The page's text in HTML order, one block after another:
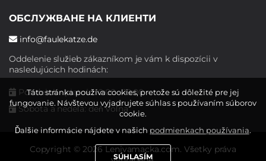
ОБСЛУЖВАНЕ НА КЛИЕНТИ
info@faulekatze.de
Oddelenie služieb zákazníkom je vám k dispozícii v
nasledujúcich hodinách:
Pondelok - piatok: 10:00 - 19:00
Sobota a nedeľa: deň voľna
Copyright © 2026 Lenivamacka.com. Všetky práva
Táto stránka používa cookies, pretože sú dôležité pre jej
fungovanie. Návštevou vyjadrujete súhlas s používaním súborov
cookie.
Ďalšie informácie nájdete v našich podmienkach používania.
SÚHLASÍM